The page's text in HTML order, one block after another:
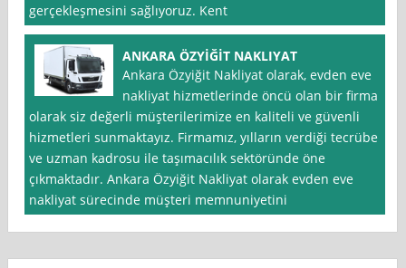
gerçekleşmesini sağlıyoruz. Kent
ANKARA ÖZYİĞİT NAKLIYAT
Ankara Özyiğit Nakliyat olarak, evden eve
nakliyat hizmetlerinde öncü olan bir firma
olarak siz değerli müşterilerimize en kaliteli ve güvenli
hizmetleri sunmaktayız. Firmamız, yılların verdiği tecrübe
ve uzman kadrosu ile taşımacılık sektöründe öne
çıkmaktadır. Ankara Özyiğit Nakliyat olarak evden eve
nakliyat sürecinde müşteri memnuniyetini